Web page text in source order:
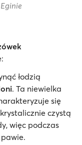
łodzią
. Ta niewielka
się
czystą
więc podczas